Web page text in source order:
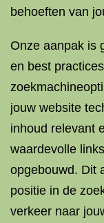
behoeften van
Onze aanpak is
en best
jouw website
inhoud relevant
waardevolle
opgebouwd. Dit
positie in de
verkeer naar